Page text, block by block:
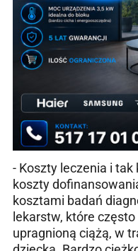
- Koszty leczenia i
koszty
kosztami badań
lekarstw, które często
upra­gnioną ciążą, w